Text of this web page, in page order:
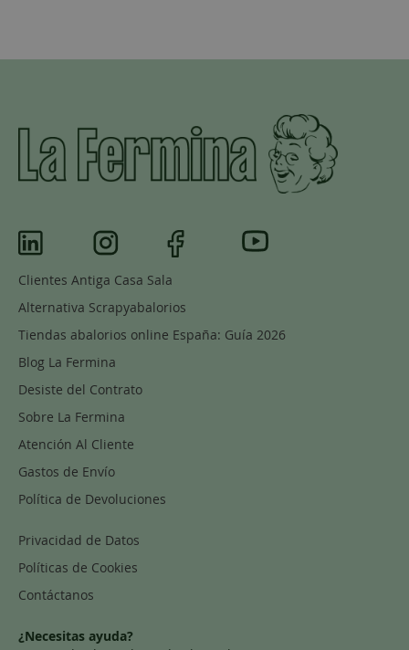
Clientes Antiga Casa Sala
Alternativa Scrapyabalorios
Tiendas abalorios online España: Guía 2026
Blog La Fermina
Desiste del Contrato
Sobre La Fermina
Atención Al Cliente
Gastos de Envío
Política de Devoluciones
Privacidad de Datos
Políticas de Cookies
Contáctanos
¿Necesitas ayuda?